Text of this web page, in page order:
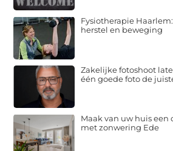
Fysiotherapie
herstel en beweging
Zakelijke fotoshoot
één goede foto de
Maak van uw huis
met zonwering Ede